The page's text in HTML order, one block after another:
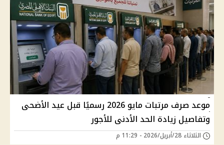
موعد صرف مرتبات مايو 2026 رسميًا قبل عيد الأضحى
وتفاصيل زيادة الحد الأدنى للأجور
الثلاثاء 28/أبريل/2026 - 11:29 م